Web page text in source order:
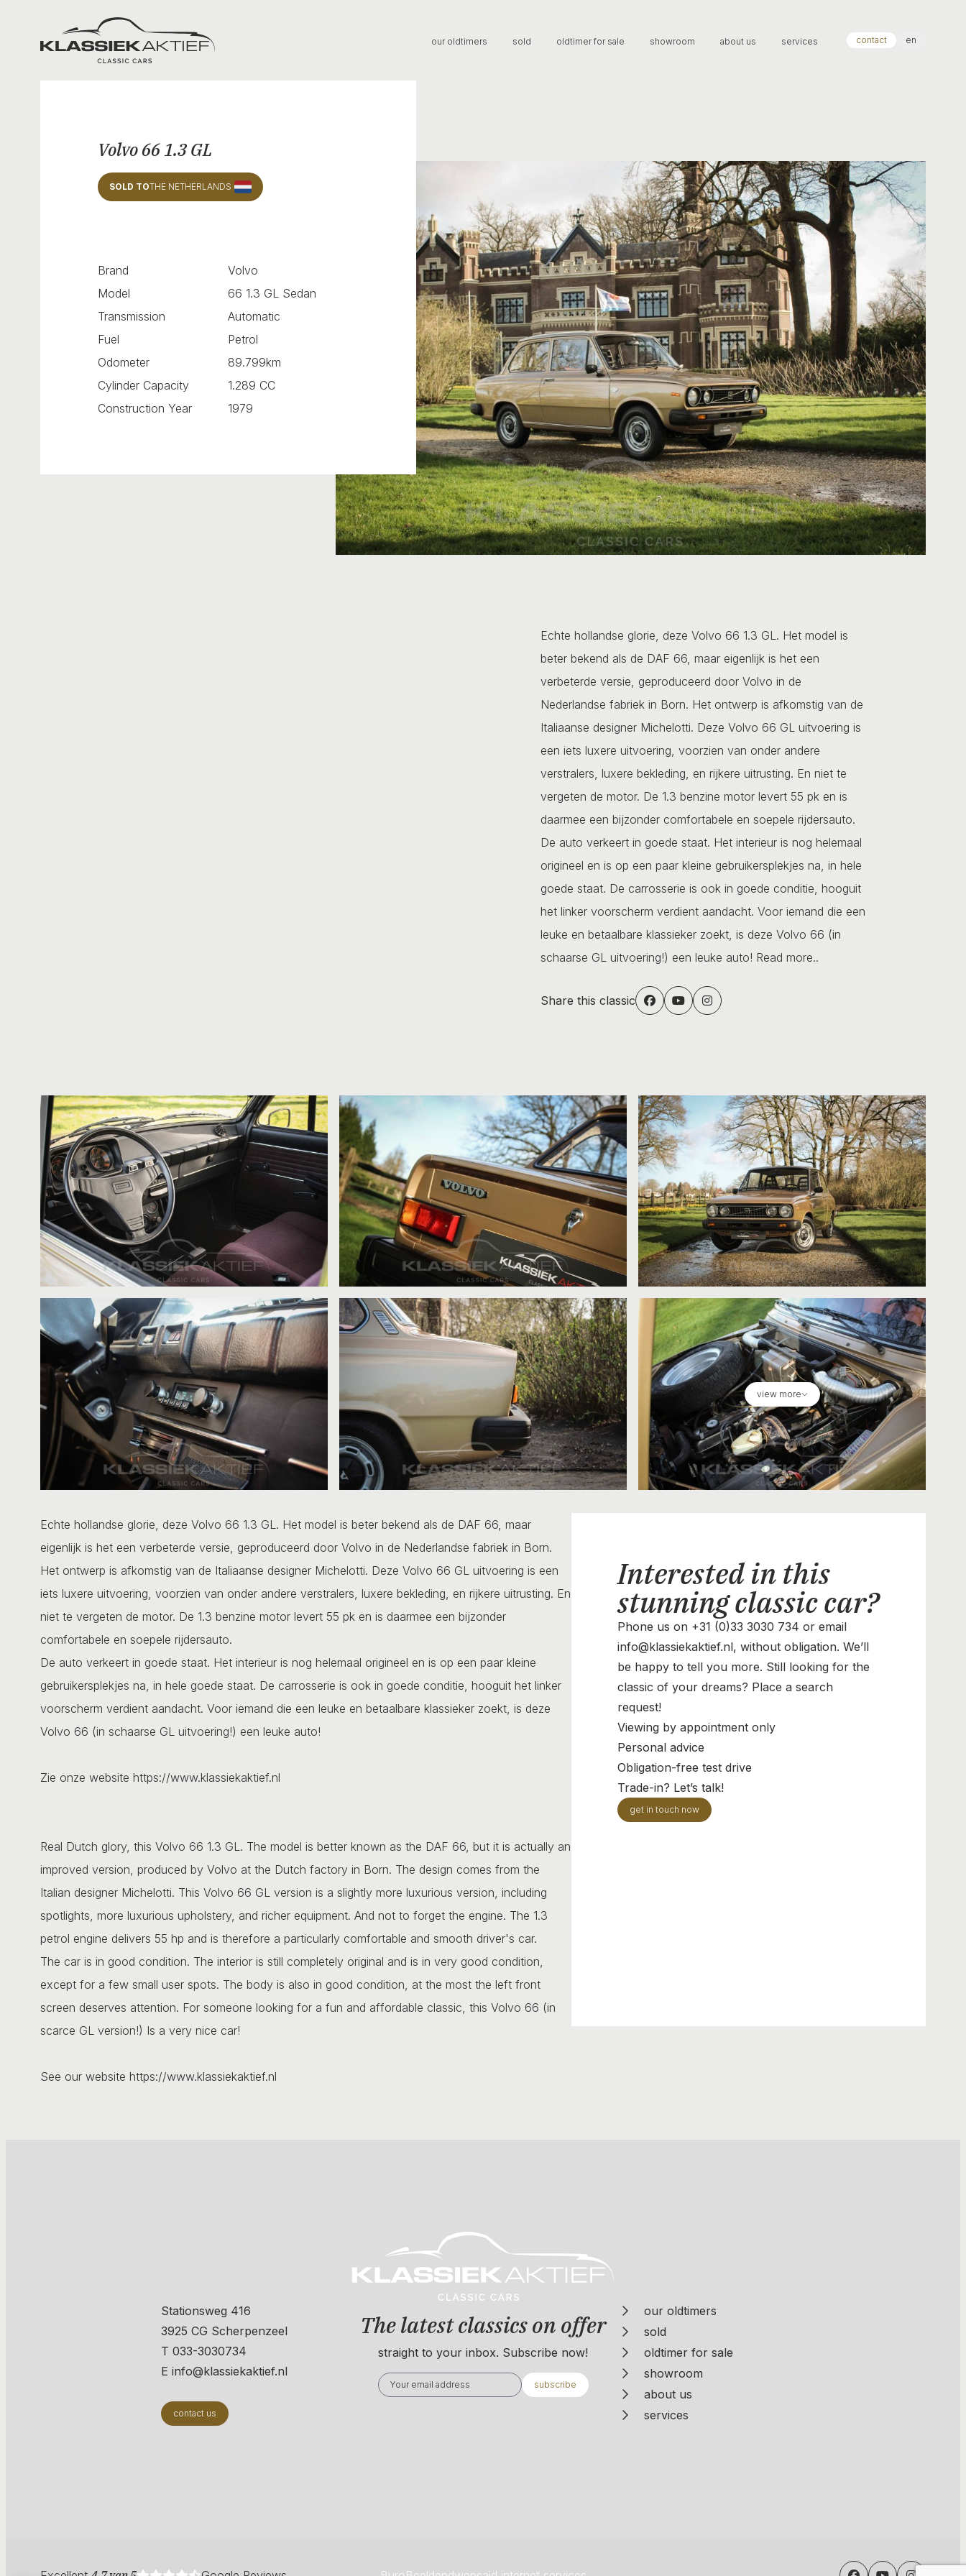
Klassiek Aktief
our oldtimers sold oldtimer for sale showroom about us services contact en
Volvo 66 1.3 GL
SOLD TOTHE NETHERLANDS
Brand
Volvo
Model
66 1.3 GL Sedan
Transmission
Automatic
Fuel
Petrol
Odometer
89.799km
Cylinder Capacity
1.289 CC
Construction Year
1979
Echte hollandse glorie, deze Volvo 66 1.3 GL. Het model is
beter bekend als de DAF 66, maar eigenlijk is het een
verbeterde versie, geproduceerd door Volvo in de
Nederlandse fabriek in Born. Het ontwerp is afkomstig van de
Italiaanse designer Michelotti. Deze Volvo 66 GL uitvoering is
een iets luxere uitvoering, voorzien van onder andere
verstralers, luxere bekleding, en rijkere uitrusting. En niet te
vergeten de motor. De 1.3 benzine motor levert 55 pk en is
daarmee een bijzonder comfortabele en soepele rijdersauto.
De auto verkeert in goede staat. Het interieur is nog helemaal
origineel en is op een paar kleine gebruikersplekjes na, in hele
goede staat. De carrosserie is ook in goede conditie, hooguit
het linker voorscherm verdient aandacht. Voor iemand die een
leuke en betaalbare klassieker zoekt, is deze Volvo 66 (in
schaarse GL uitvoering!) een leuke auto! Read more..
Share this classic
view more
Echte hollandse glorie, deze Volvo 66 1.3 GL. Het model is beter bekend als de DAF 66, maar
eigenlijk is het een verbeterde versie, geproduceerd door Volvo in de Nederlandse fabriek in Born.
Het ontwerp is afkomstig van de Italiaanse designer Michelotti. Deze Volvo 66 GL uitvoering is een
iets luxere uitvoering, voorzien van onder andere verstralers, luxere bekleding, en rijkere uitrusting. En
niet te vergeten de motor. De 1.3 benzine motor levert 55 pk en is daarmee een bijzonder
comfortabele en soepele rijdersauto.
De auto verkeert in goede staat. Het interieur is nog helemaal origineel en is op een paar kleine
gebruikersplekjes na, in hele goede staat. De carrosserie is ook in goede conditie, hooguit het linker
voorscherm verdient aandacht. Voor iemand die een leuke en betaalbare klassieker zoekt, is deze
Volvo 66 (in schaarse GL uitvoering!) een leuke auto!
Zie onze website https://www.klassiekaktief.nl
Real Dutch glory, this Volvo 66 1.3 GL. The model is better known as the DAF 66, but it is actually an
improved version, produced by Volvo at the Dutch factory in Born. The design comes from the
Italian designer Michelotti. This Volvo 66 GL version is a slightly more luxurious version, including
spotlights, more luxurious upholstery, and richer equipment. And not to forget the engine. The 1.3
petrol engine delivers 55 hp and is therefore a particularly comfortable and smooth driver's car.
The car is in good condition. The interior is still completely original and is in very good condition,
except for a few small user spots. The body is also in good condition, at the most the left front
screen deserves attention. For someone looking for a fun and affordable classic, this Volvo 66 (in
scarce GL version!) Is a very nice car!
See our website https://www.klassiekaktief.nl
Interested in this
stunning classic car?
Phone us on +31 (0)33 3030 734 or email
info@klassiekaktief.nl, without obligation. We’ll
be happy to tell you more. Still looking for the
classic of your dreams? Place a search
request!
Viewing by appointment only
Personal advice
Obligation-free test drive
Trade-in? Let’s talk!
get in touch now
Stationsweg 416
3925 CG Scherpenzeel
T 033-3030734
E info@klassiekaktief.nl
contact us
The latest classics on offer
straight to your inbox. Subscribe now!
subscribe
our oldtimers
sold
oldtimer for sale
showroom
about us
services